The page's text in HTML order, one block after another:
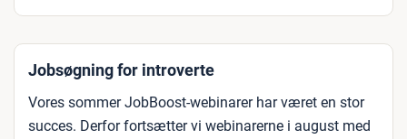
Jobsøgning for introverte
Vores sommer JobBoost-webinarer har været en stor
succes. Derfor fortsætter vi webinarerne i august med